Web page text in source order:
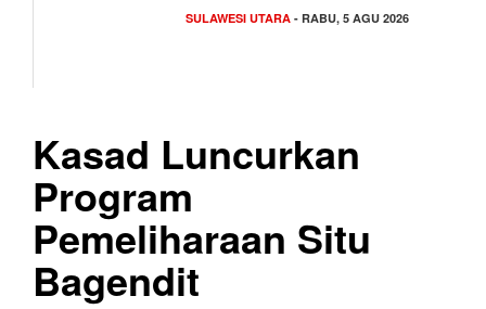
SULAWESI UTARA - RABU, 5 AGU 2026
Kasad Luncurkan
Program
Pemeliharaan Situ
Bagendit